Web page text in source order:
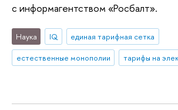
с информагентством «Росбалт».
Наука IQ
единая тарифная сетка
естественные монополии
тарифы на